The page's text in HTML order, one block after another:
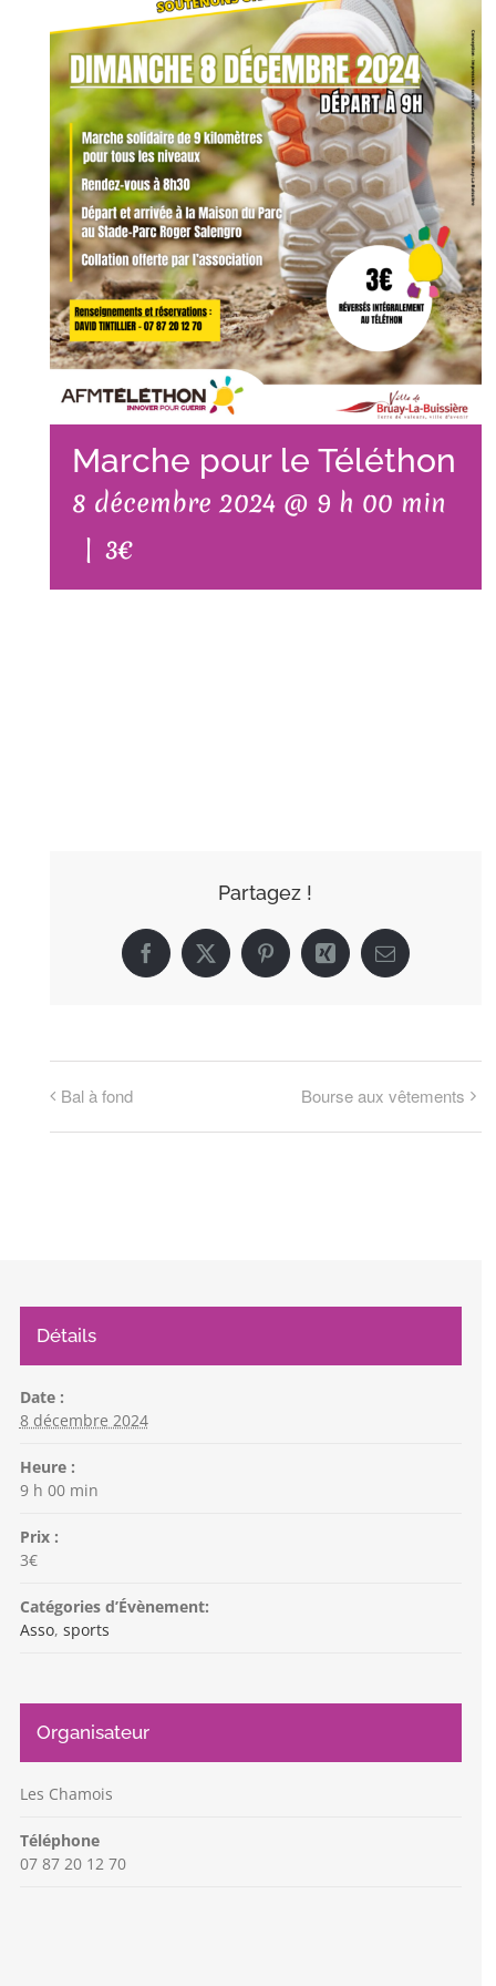
Marche pour le Téléthon
8 décembre 2024 @ 9 h 00 min
| 3€
Partagez !
Facebook
X PinterestXing Email
Bal à fond Bourse aux vêtements
Détails
Date :
8 décembre 2024
Heure :
9 h 00 min
Prix :
3€
Catégories d’Évènement:
Asso, sports
Organisateur
Les Chamois
Téléphone
07 87 20 12 70